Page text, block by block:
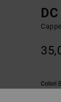
Colori